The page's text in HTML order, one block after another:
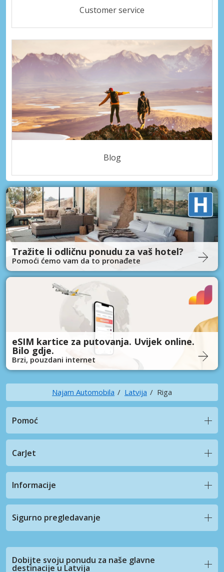
Customer service
Blog
Tražite li odličnu ponudu za vaš hotel?
Pomoći ćemo vam da to pronađete
eSIM kartice za putovanja. Uvijek online.
Bilo gdje.
Brzi, pouzdani internet
Najam Automobila Latvija Riga
Pomoć
CarJet
Informacije
Sigurno pregledavanje
Dobijte svoju ponudu za naše glavne
destinacije u Latvija